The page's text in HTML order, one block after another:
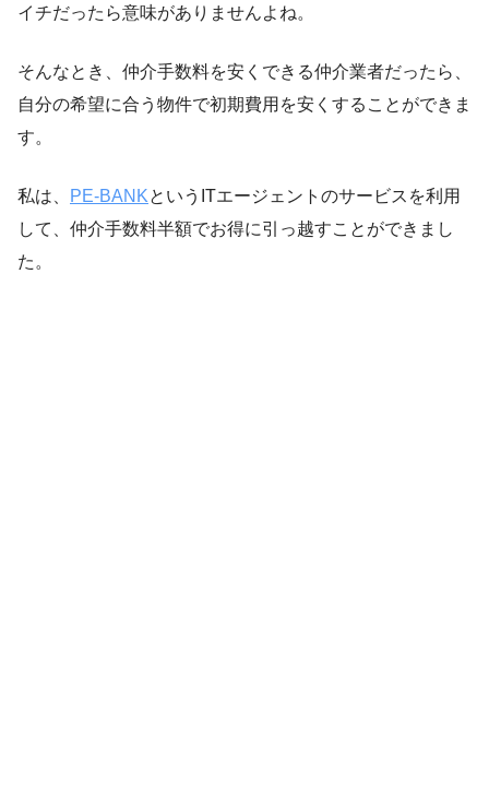
イチだったら意味がありませんよね。
そんなとき、仲介手数料を安くできる仲介業者だったら、
自分の希望に合う物件で初期費用を安くすることができま
す。
私は、 PE-BANKというITエージェントのサービスを利用
して、仲介手数料半額でお得に引っ越すことができまし
た。